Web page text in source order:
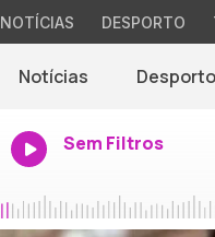
NOTÍCIAS DESPORTO
Notícias Desporto
Sem Filtros